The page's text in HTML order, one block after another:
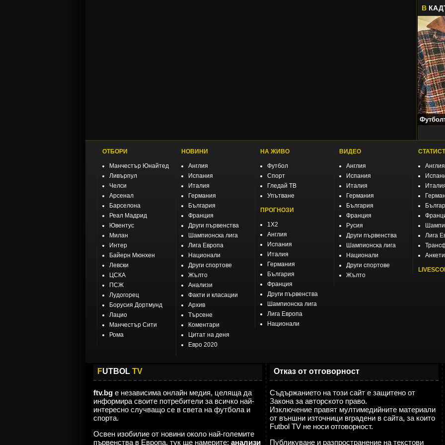
оооооо
няма да
И
В
ОТБОРИ
Манчестър Юнайтед
Ливърпул
Челси
Арсенал
Барселона
Реал Мадрид
Ювентус
Милан
Интер
Байерн Мюнхен
Левски
ЦСКА
ПСЖ
Лудогорец
Борусия Дортмунд
Лацио
Манчестър Сити
Рома
НОВИНИ
Англия
Испания
Италия
Германия
България
Франция
Други първенства
Шампионска лига
Лига Европа
Национали
Други спортове
Жълто
Анализи
Факти и класации
Архив
Търсене
Коментари
Цитат на деня
Евро 2020
НА ЖИВО
Футбол
Спорт
Гледай ТВ
Упътване
ПРОГНОЗИ
1X2
Англия
Испания
Италия
Германия
България
Франция
Други първенства
Шампионска лига
Лига Европа
Национали
ВИДЕО
Англия
Испания
Италия
Германия
България
Франция
Русия
Други първенства
Шампионска лига
Национали
Други спортове
Жълто
Англия
Лига
Анкети
FUTBOL TV
ftv.bg е независима онлайн медия, целяща да
информира своите потребители за всичко най-
интересно случващо се в света на футбола и
спорта.
Освен изобилие от новини около най-големите
първенства в Европа, тук ще намерите: анализи
Отказ от отговорност
Съдържанието на този сайт е защитено от
Закона за авторското право.
Изключение правят мултимедийните материали
от външни източници вградени в сайта, за които
Futbol TV не носи отговорност.
Публикуване и разпространение на текстови